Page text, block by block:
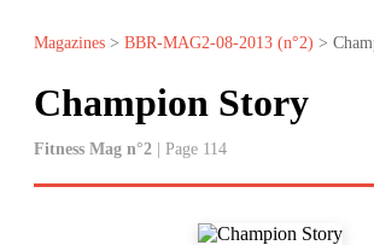
Magazines > BBR-MAG2-08-2013 (n°2) >
Champion Story
Fitness Mag n°2 | Page 114